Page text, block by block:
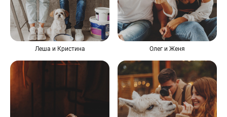
Леша и Кристина Олег и Женя